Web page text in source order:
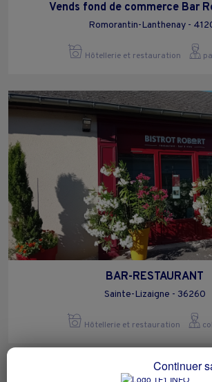
Vends fond de commerce Bar
Romorantin-Lanthenay -
Hôtellerie et restauration
BAR-RESTAURANT
Sainte-Lizaigne - 36260
Hôtellerie et restauration
Continuer